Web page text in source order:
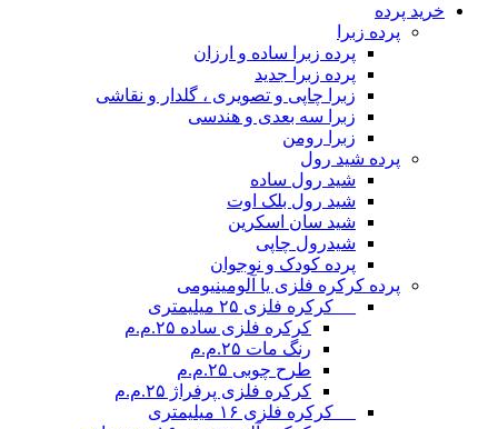
خرید پرده
پرده زبرا
پرده زبرا ساده و ارزان
پرده زبرا جدید
زبرا چاپی و تصویری ، گلدار و نقاشی
زبرا سه بعدی و هندسی
زبرا رومن
پرده شید رول
شید رول ساده
شید رول بلک اوت
شید سان اسکرین
شیدرول چاپی
پرده کودک و نوجوان
پرده کرکره فلزی یا آلومینیومی
__ کرکره فلزی ۲۵ میلیمتری
کرکره فلزی ساده ۲۵.م.م
رنگ مات ۲۵.م.م
طرح چوبی ۲۵.م.م
کرکره فلزی پرفراژ ۲۵.م.م
__ کرکره فلزی ۱۶ میلیمتری